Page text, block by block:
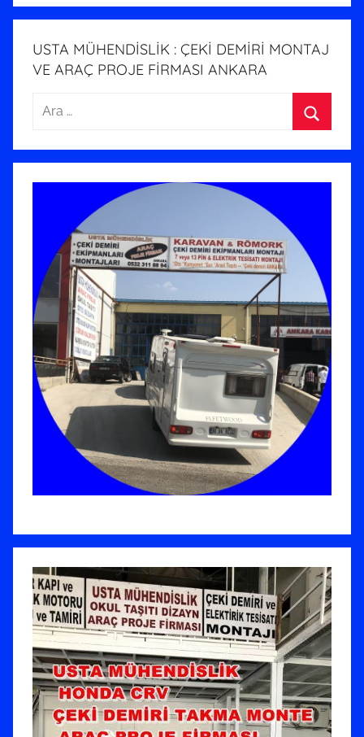
d
e
g
e
USTA MÜHENDİSLİK : ÇEKİ DEMİRİ MONTAJ
VE ARAÇ PROJE FİRMASI ANKARA
Arama: